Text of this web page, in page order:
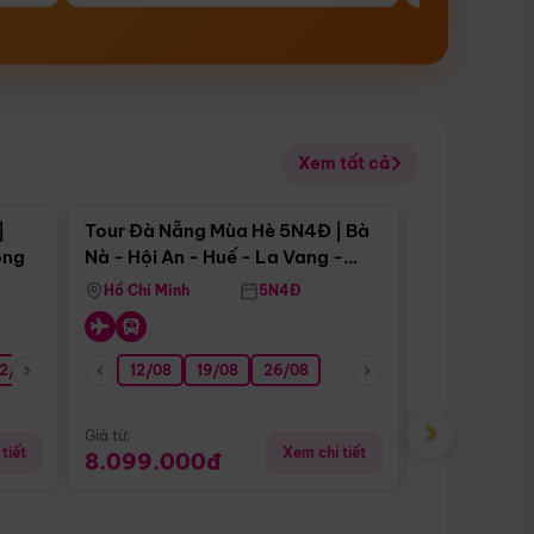
Xem tất cả
08 26/08 05/09 09/09 12/09
tiết
Điểm nổi bật
Tour Đà Nẵng Mùa Hè 5N4Đ | Bà
Nà - Hội An - Huế - La Vang -
Động Thiên Đường
Hồ Chí Minh 5N4Đ
12/08 19/08 26/08
Giá từ:
8.099.000đ Xem chi tiết
Giá từ:
›